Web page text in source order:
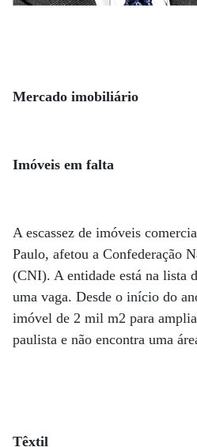
Mercado imobiliário
Imóveis em falta
A escassez de imóveis
Paulo, afetou a Confederação
(CNI). A entidade está na lista
uma vaga. Desde o início do
imóvel de 2 mil m2 para
paulista e não encontra uma
Têxtil